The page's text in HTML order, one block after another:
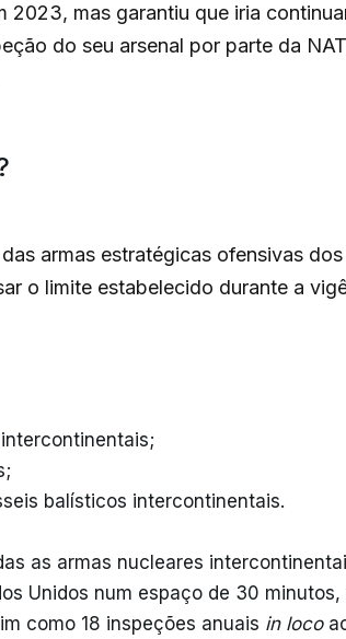
2023, mas garantiu que iria
do seu arsenal por parte da
armas estratégicas ofensivas
o limite estabelecido durante a
balísticos intercontinentais.
as armas nucleares
Unidos num espaço de 30
como 18 inspeções anuais in loco